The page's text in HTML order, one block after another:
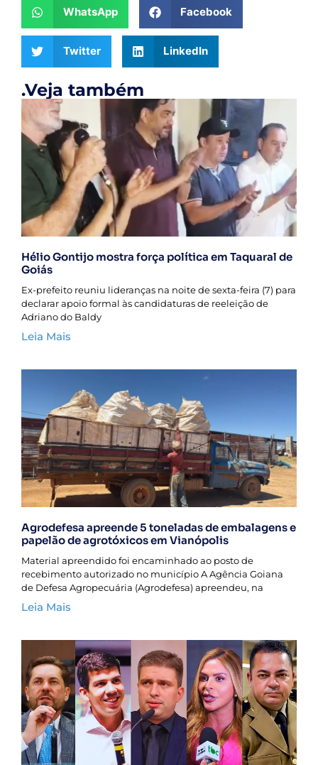
WhatsApp Facebook
Twitter LinkedIn
.Veja também
Hélio Gontijo mostra força política em Taquaral de
Goiás
Ex-prefeito reuniu lideranças na noite de sexta-feira (7) para
declarar apoio formal às candidaturas de reeleição de
Adriano do Baldy
Leia Mais
Agrodefesa apreende 5 toneladas de embalagens e
papelão de agrotóxicos em Vianópolis
Material apreendido foi encaminhado ao posto de
recebimento autorizado no município A Agência Goiana
de Defesa Agropecuária (Agrodefesa) apreendeu, na
Leia Mais